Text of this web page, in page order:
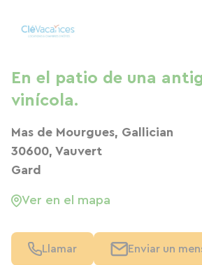
En el patio de una
vinícola.
Mas de Mourgues, Gallician
30600, Vauvert
Gard
Ver en el mapa
Llamar Enviar un